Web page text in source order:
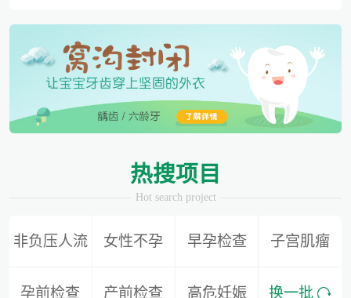
热搜项目
Hot search project
非负压人流 女性不孕 早孕检查 子宫肌瘤
孕前检查 产前检查 高危妊娠 换一批